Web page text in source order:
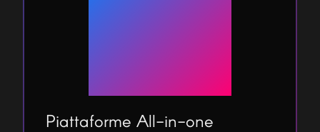
Piattaforme All-in-one